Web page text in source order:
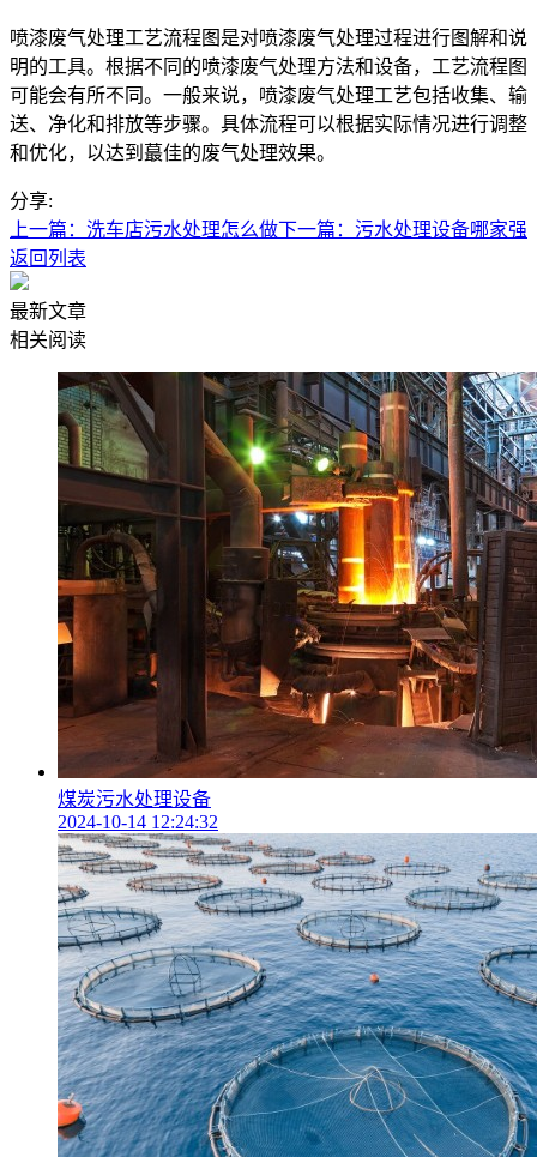
喷漆废气处理工艺流程图是对喷漆废气处理过程进行图解和说
明的工具。根据不同的喷漆废气处理方法和设备，工艺流程图
可能会有所不同。一般来说，喷漆废气处理工艺包括收集、输
送、净化和排放等步骤。具体流程可以根据实际情况进行调整
和优化，以达到蕞佳的废气处理效果。
分享:
上一篇：洗车店污水处理怎么做下一篇：污水处理设备哪家强
返回列表
最新文章
相关阅读
煤炭污水处理设备
2024-10-14 12:24:32